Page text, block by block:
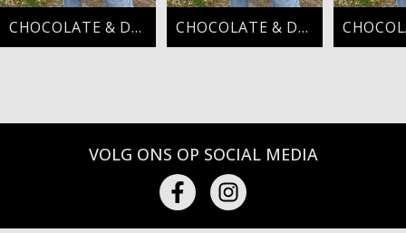
CHOCOLATE & DENIM CHOCOLATE & DENIM
VOLG ONS OP SOCIAL MEDIA